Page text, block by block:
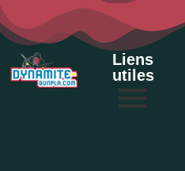
Liens
utiles